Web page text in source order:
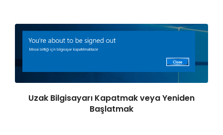
Uzak Bilgisayarı Kapatmak veya Yeniden
Başlatmak